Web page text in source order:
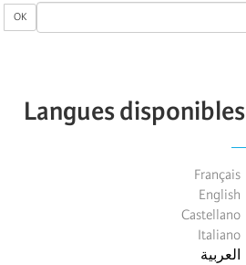
OK
Langues disponibles
Français
English
Castellano
Italiano
العربية